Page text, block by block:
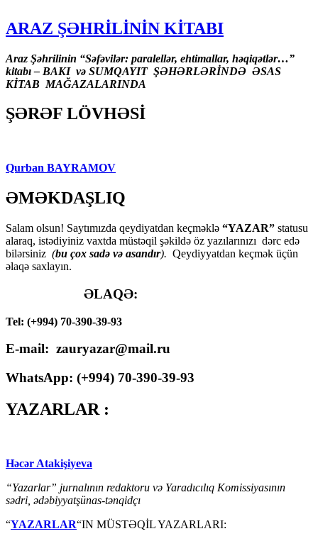
ARAZ ŞƏHRİLİNİN KİTABI
Araz Şəhrilinin “Səfəvilər: paralellər, ehtimallar, həqiqətlər…”
kitabı – BAKI və SUMQAYIT ŞƏHƏRLƏRİNDƏ ƏSAS
KİTAB MAĞAZALARINDA
ŞƏRƏF LÖVHƏSİ
Qurban BAYRAMOV
ƏMƏKDAŞLIQ
Salam olsun! Saytımızda qeydiyatdan keçməklə “YAZAR” statusu
alaraq, istədiyiniz vaxtda müstəqil şəkildə öz yazılarınızı dərc edə
bilərsiniz (bu çox sadə və asandır). Qeydiyyatdan keçmək üçün
əlaqə saxlayın.
ƏLAQƏ:
Tel: (+994) 70-390-39-93
E-mail: zauryazar@mail.ru
WhatsApp: (+994) 70-390-39-93
YAZARLAR :
Həcər Atakişiyeva
“Yazarlar” jurnalının redaktoru və Yaradıcılıq Komissiyasının
sədri, ədəbiyyatşünas-tənqidçı
“YAZARLAR“IN MÜSTƏQİL YAZARLARI: